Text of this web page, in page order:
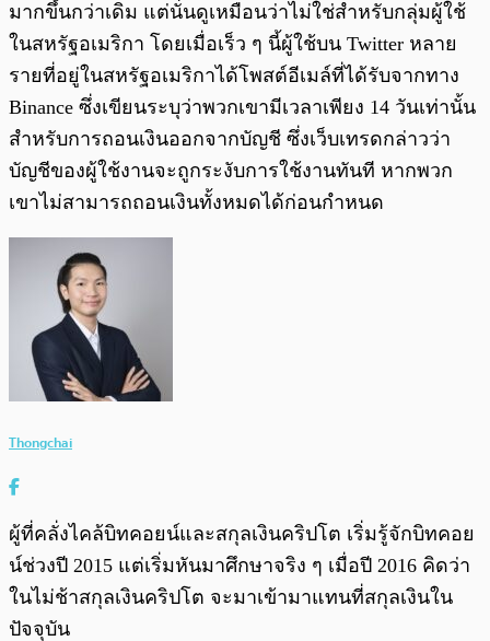
มากขึ้นกว่าเดิม แต่นั่นดูเหมือนว่าไม่ใช่สำหรับกลุ่มผู้ใช้
ในสหรัฐอเมริกา โดยเมื่อเร็ว ๆ นี้ผู้ใช้บน Twitter หลาย
รายที่อยู่ในสหรัฐอเมริกาได้โพสต์อีเมล์ที่ได้รับจากทาง
Binance ซึ่งเขียนระบุว่าพวกเขามีเวลาเพียง 14 วันเท่านั้น
สำหรับการถอนเงินออกจากบัญชี ซึ่งเว็บเทรดกล่าวว่า
บัญชีของผู้ใช้งานจะถูกระงับการใช้งานทันที หากพวก
เขาไม่สามารถถอนเงินทั้งหมดได้ก่อนกำหนด
Thongchai
ผู้ที่คลั่งไคล้บิทคอยน์และสกุลเงินคริปโต เริ่มรู้จักบิทคอย
น์ช่วงปี 2015 แต่เริ่มหันมาศึกษาจริง ๆ เมื่อปี 2016 คิดว่า
ในไม่ช้าสกุลเงินคริปโต จะมาเข้ามาแทนที่สกุลเงินใน
ปัจจุบัน